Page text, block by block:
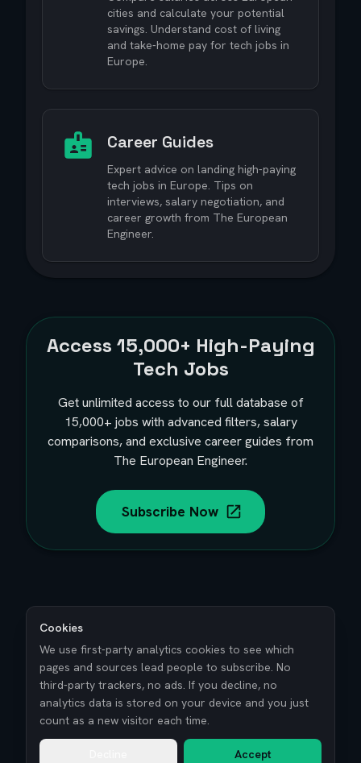
cities and calculate your potential
savings. Understand cost of living
and take-home pay for tech jobs in
Europe.
Career Guides
Expert advice on landing high-paying
tech jobs in Europe. Tips on
interviews, salary negotiation, and
career growth from The European
Engineer.
Access 15,000+ High-Paying
Tech Jobs
Get unlimited access to our full database of
15,000+ jobs with advanced filters, salary
comparisons, and exclusive career guides from
The European Engineer.
Subscribe Now
Cookies
We use first-party analytics cookies to see which
pages and sources lead people to subscribe. No
third-party trackers, no ads. If you decline, no
analytics data is stored on your device and you just
count as a new visitor each time.
Accept